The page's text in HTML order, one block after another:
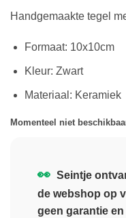
Handgemaakte tegel
Formaat: 10x10cm
Kleur: Zwart
Materiaal: Keramiek
Momenteel niet
👀 Seintje
de webshop op
geen garantie